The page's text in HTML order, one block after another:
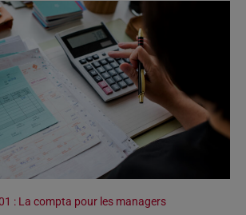
: La compta pour les managers